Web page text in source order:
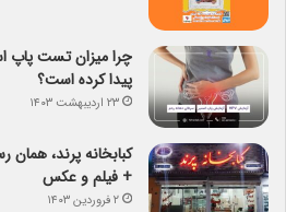
پیدا کرده است؟
۲۳ اردیبهشت ۱۴۰۳
کبابخانه پرند،
+ فیلم و عکس
۲ فروردین ۱۴۰۳